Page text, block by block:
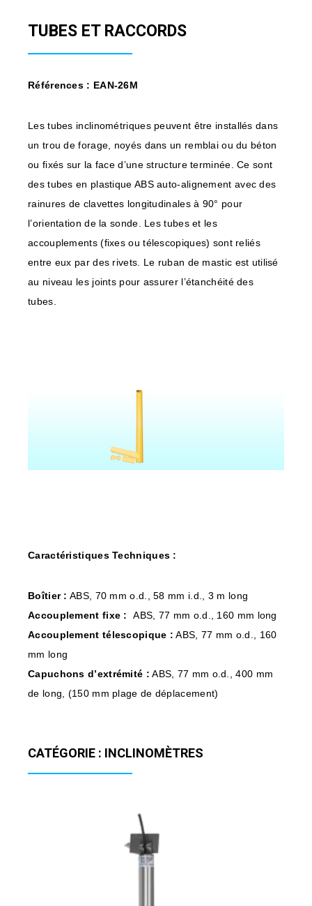
TUBES ET RACCORDS
Références : EAN-26M
Les tubes inclinométriques peuvent être installés dans
un trou de forage, noyés dans un remblai ou du béton
ou fixés sur la face d’une structure terminée. Ce sont
des tubes en plastique ABS auto-alignement avec des
rainures de clavettes longitudinales à 90° pour
l’orientation de la sonde. Les tubes et les
accouplements (fixes ou télescopiques) sont reliés
entre eux par des rivets. Le ruban de mastic est utilisé
au niveau les joints pour assurer l’étanchéité des
tubes.
Caractéristiques Techniques :
Boîtier : ABS, 70 mm o.d., 58 mm i.d., 3 m long
Accouplement fixe :
ABS, 77 mm o.d., 160 mm long
Accouplement télescopique : ABS, 77 mm o.d., 160
mm long
Capuchons d’extrémité : ABS, 77 mm o.d., 400 mm
de long, (150 mm plage de déplacement)
CATÉGORIE : INCLINOMÈTRES